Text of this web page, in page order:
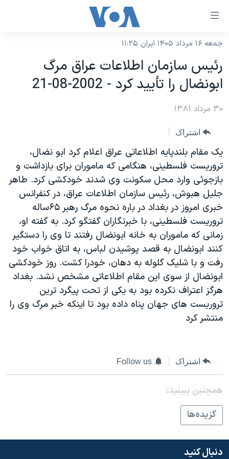
لینکهای
دسترسی
جهش
به
محتوای
اصلی
صفحه
اصلی
جهش
به
جستجو
نسخه سبک وب‌سایت
موضوع ها
ایران
آمریکا
جهان
ورزشی
گزیده‌ها
ویژه برنامه‌ها
ویدیوها
فرهنگ و زندگی
حقوق شهروندی
اقتصادی
علم و فناوری
اسرائیل در جنگ
برنامه های تلویزیونی
جدول برنامه ها
صفحه‌های ویژه
جام جهانی ۲۰۲۶
عملیات خشم حماسی
۲۵۰سالگی آمریکا
بایگانی برنامه‌های تلویزیونی
مستندها
انتخابات ریاست جمهوری آمریکا ۲۰۲۴
حمله جمهوری اسلامی به اسرائیل
رمز مهسا
ورزش زنان در ایران
تریبونال مردمی آبان ۹۸
دادگاه حمید نوری
چهل سال گروگان‌گیری
قانون شفافیت دارائی کادر رهبری ایران
اعتراضات مردمی آبان ۹۸
فرکانس‌های صدای آمریکا
پخش رادیویی
یادگیری زبان انگلیسی
دنبال کنید
زبانهای مختلف
جمعه ۱۶ مرداد ۱۴۰۵ ایران ۱۱:۲۵
رئيس سازمان اطلاعات عراق مرگ
ابونضال را تأييد کرد - 2002-08-21
۳۰ مرداد ۱۳۸۱
اشتراک
يک مقام بلندپايه اطلاعاتی عراق اعلام کرد ابو نضال،
تروريست فلسطينی، هنگامی که ماموران برای بازداشت و
بازجوئی وارد محل سکونت وی شدند خودکشی کرد. طاهر
جليل هبوش، رئيس سازمان اطلاعات عراق، در کنفرانس
خبری امروز در بغداد در باره نحوه مرگ رهبر ۶۵ساله
تروريست فلسطينی، با خبرنگاران گفتگو کرد. به گفته او،
زمانی که ماموران به خانه ابونضال رفتند تا وی را دستگير
کنند ابونضال به قصد پوشيدن لباس، به اتاق خواب خود
رفت و با شليک گلوله به دهان، خودرا کشت. روز خودکشی
ابونضال از سوی اين مقام اطلاعاتی مشخص نشد. بغداد
هرگز اعتراف نکرده بود به يکی از تحت پيگرد ترين
تروريست های جهان پناه داده بود تا اينکه خبر مرگ وی را
منتشر کرد
اشتراک Follow us
همچنبن ببینید:
گزيده‌ها
دنبال کنید